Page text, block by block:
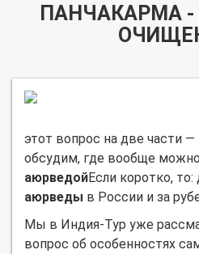
ПАНЧАКАРМА -
этот вопрос на две части
обсудим, где вообще
аюрведойЕсли коротко, то:
аюрведы в России и за
Мы в Индия-Тур уже
вопрос об особенностях